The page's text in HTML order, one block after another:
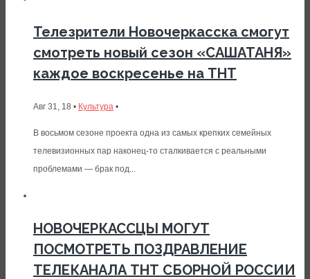
Телезрители Новочеркасска смогут
смотреть новый сезон «САШАТАНЯ»
каждое воскресенье на ТНТ
Авг 31, 18 • Культура •
В восьмом сезоне проекта одна из самых крепких семейных
телевизионных пар наконец-то сталкивается с реальными
проблемами — брак под...
НОВОЧЕРКАССЦЫ МОГУТ
ПОСМОТРЕТЬ ПОЗДРАВЛЕНИЕ
ТЕЛЕКАНАЛА ТНТ СБОРНОЙ РОССИИ